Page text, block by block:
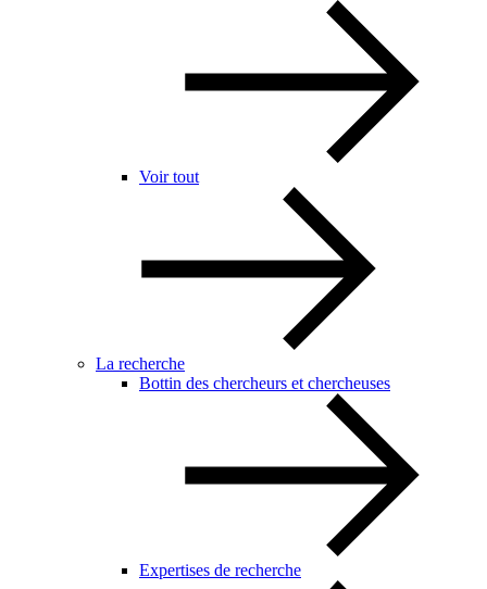
Voir tout
La recherche
Bottin des chercheurs et chercheuses
Expertises de recherche